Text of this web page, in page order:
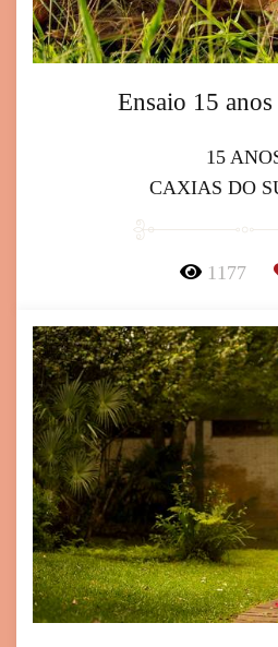
Ensaio 15
15
CAXIAS DO
1177